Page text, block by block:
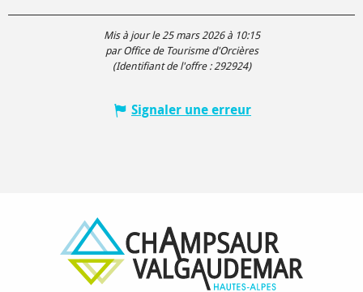
Mis à jour le 25 mars 2026 à 10:15
par Office de Tourisme d'Orcières
(Identifiant de l'offre : 292924)
Signaler une erreur